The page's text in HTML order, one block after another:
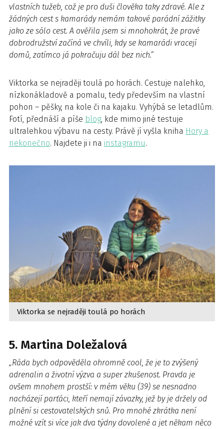
vlastních tužeb, což je pro duši člověka taky zdravé. Ale z
žádných cest s kamarády nemám takové parádní zážitky
jako ze sólo cest. A ověřila jsem si mnohokrát, že pravé
dobrodružství začíná ve chvíli, kdy se kamarádi vracejí
domů, zatímco já pokračuju dál bez nich.“
Viktorka se nejraději toulá po horách. Cestuje nalehko,
nízkonákladově a pomalu, tedy především na vlastní
pohon – pěšky, na kole či na kajaku. Vyhýbá se letadlům.
Fotí, přednáší a píše blog , kde mimo jiné testuje
ultralehkou výbavu na cesty. Právě jí vyšla kniha Hory a
nekonečno. Najdete ji i na instagramu.
Viktorka se nejraději toulá po horách
5. Martina Doležalová
„Ráda bych odpověděla ohromně cool, že je to zvýšený
adrenalin a životní výzva a super zkušenost. Pravda je
ovšem mnohem prostší: v mém věku (39) se nesnadno
nacházejí parťáci, kteří nemají závazky, jež by je držely od
plnění si cestovatelských snů. Pro mnohé zkrátka není
možné vzít si více jak dva týdny dovolené a jet někam něco